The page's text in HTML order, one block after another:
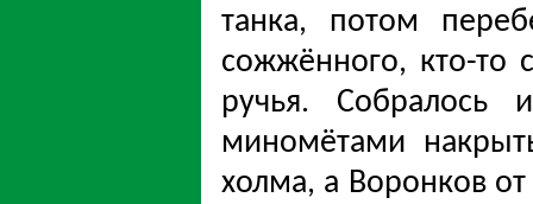
танка, потом
сожжённого, кто-то
ручья.
миномётами
холма, а Воронков